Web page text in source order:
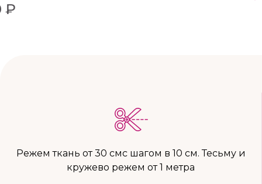
₽
Режем ткань от 30 смс шагом в 10 см. Тесьму и
кружево режем от 1 метра